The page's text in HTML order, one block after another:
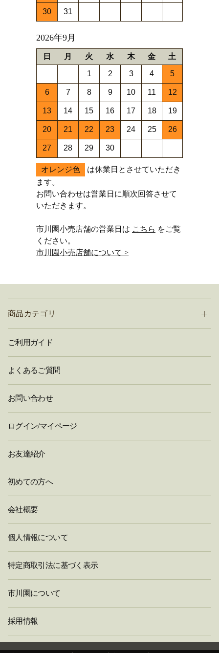
30 31
2026年9月
日 月 火 水 木 金 土
1 2 3 4 5
6 7 8 9 10 11 12
13 14 15 16 17 18 19
20 21 22 23 24 25 26
27 28 29 30
オレンジ色
は休業日とさせていただき
ます。
お問い合わせは営業日に順次回答させて
いただきます。
市川園小売店舗の営業日は こちら をご覧
ください。
市川園小売店舗について >
商品カテゴリ
ご利用ガイド
よくあるご質問
お問い合わせ
ログイン/マイページ
お友達紹介
初めての方へ
会社概要
個人情報について
特定商取引法に基づく表示
市川園について
採用情報
閉